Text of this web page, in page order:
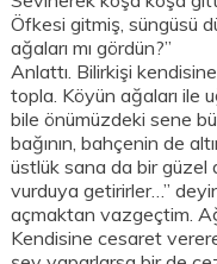
Öfkesi gitmiş, süngüsü
ağaları mı gördün?”
Anlattı. Bilirkişi
topla. Köyün ağaları ile
bile önümüzdeki sene
bağının, bahçenin de
üstlük sana da bir güzel
vurduya getirirler…”
açmaktan vazgeçtim.
Kendisine cesaret